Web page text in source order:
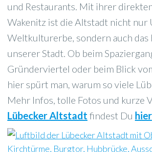
und Restaurants. Mit ihrer
Wakenitz ist die Altstadt nicht nur
Weltkulturerbe, sondern auch das
unserer Stadt. Ob beim
Gründerviertel oder beim Blick
hier spürt man, warum so viele
Mehr Infos, tolle Fotos und kurze
Lübecker Altstadt findest Du hier